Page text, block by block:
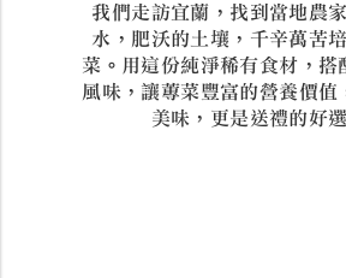
我們走訪宜蘭，找到當地農
水，肥沃的土壤，千辛萬苦
菜。用這份純淨稀有食材，搭
風味，讓蓴菜豐富的營養價值
美味，更是送禮的好